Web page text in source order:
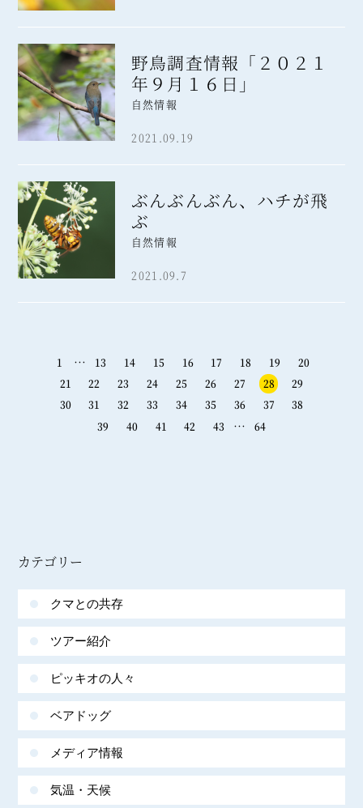
野鳥調査情報「２０２１
年９月１６日」
自然情報
2021.09.19
ぶんぶんぶん、ハチが飛
ぶ
自然情報
2021.09.7
1 … 13 14 15 16 17 18 19
20
21
22 23 24 25 26 27 28
29
30
31 32 33 34 35 36 37
38
39
40 41 42 43 … 64
カテゴリー
クマとの共存
ツアー紹介
ピッキオの人々
ベアドッグ
メディア情報
気温・天候